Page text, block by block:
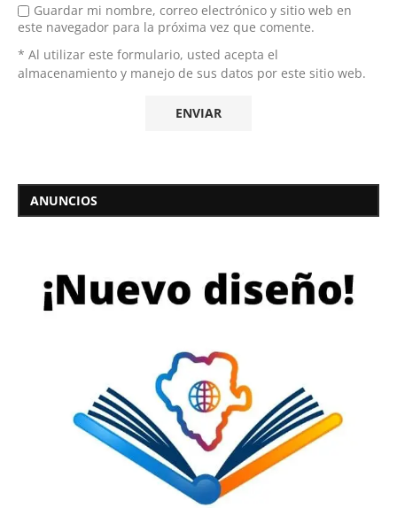
Guardar mi nombre, correo electrónico y sitio web en
este navegador para la próxima vez que comente.
* Al utilizar este formulario, usted acepta el
almacenamiento y manejo de sus datos por este sitio web.
ANUNCIOS